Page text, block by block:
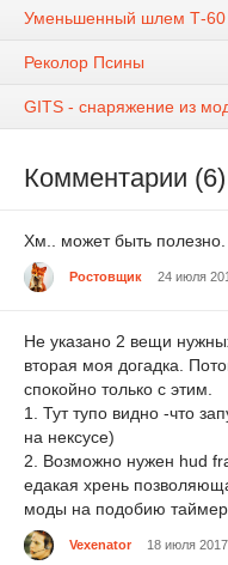
Уменьшенный шлем Т-60
Реколор Псины
GITS - снаряжение из
Комментарии (6)
Хм.. может быть полезно.
Ростовщик 24 июля
Не указано 2 вещи
вторая моя догадка.
спокойно только с этим.
1. Тут тупо видно -что
на нексусе)
2. Возможно нужен hud
едакая хрень
моды на подобию
Vexenator 18 июля